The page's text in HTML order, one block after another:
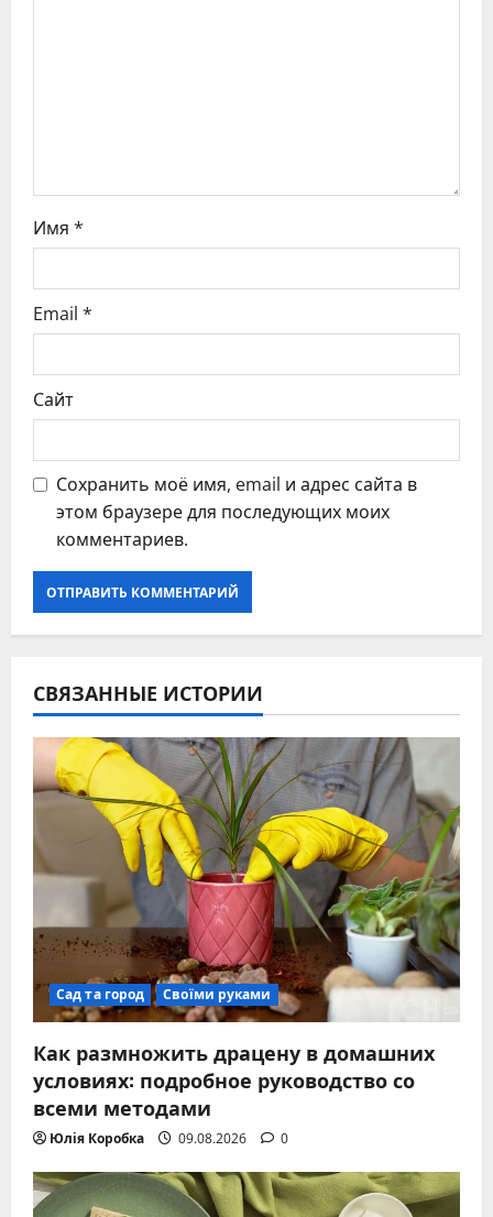
и
я
Имя *
Email *
Сайт
Сохранить моё имя, email и адрес сайта в
этом браузере для последующих моих
комментариев.
СВЯЗАННЫЕ ИСТОРИИ
Сад та город Своїми руками
Как размножить драцену в домашних
условиях: подробное руководство со
всеми методами
Юлія Коробка 09.08.2026 0